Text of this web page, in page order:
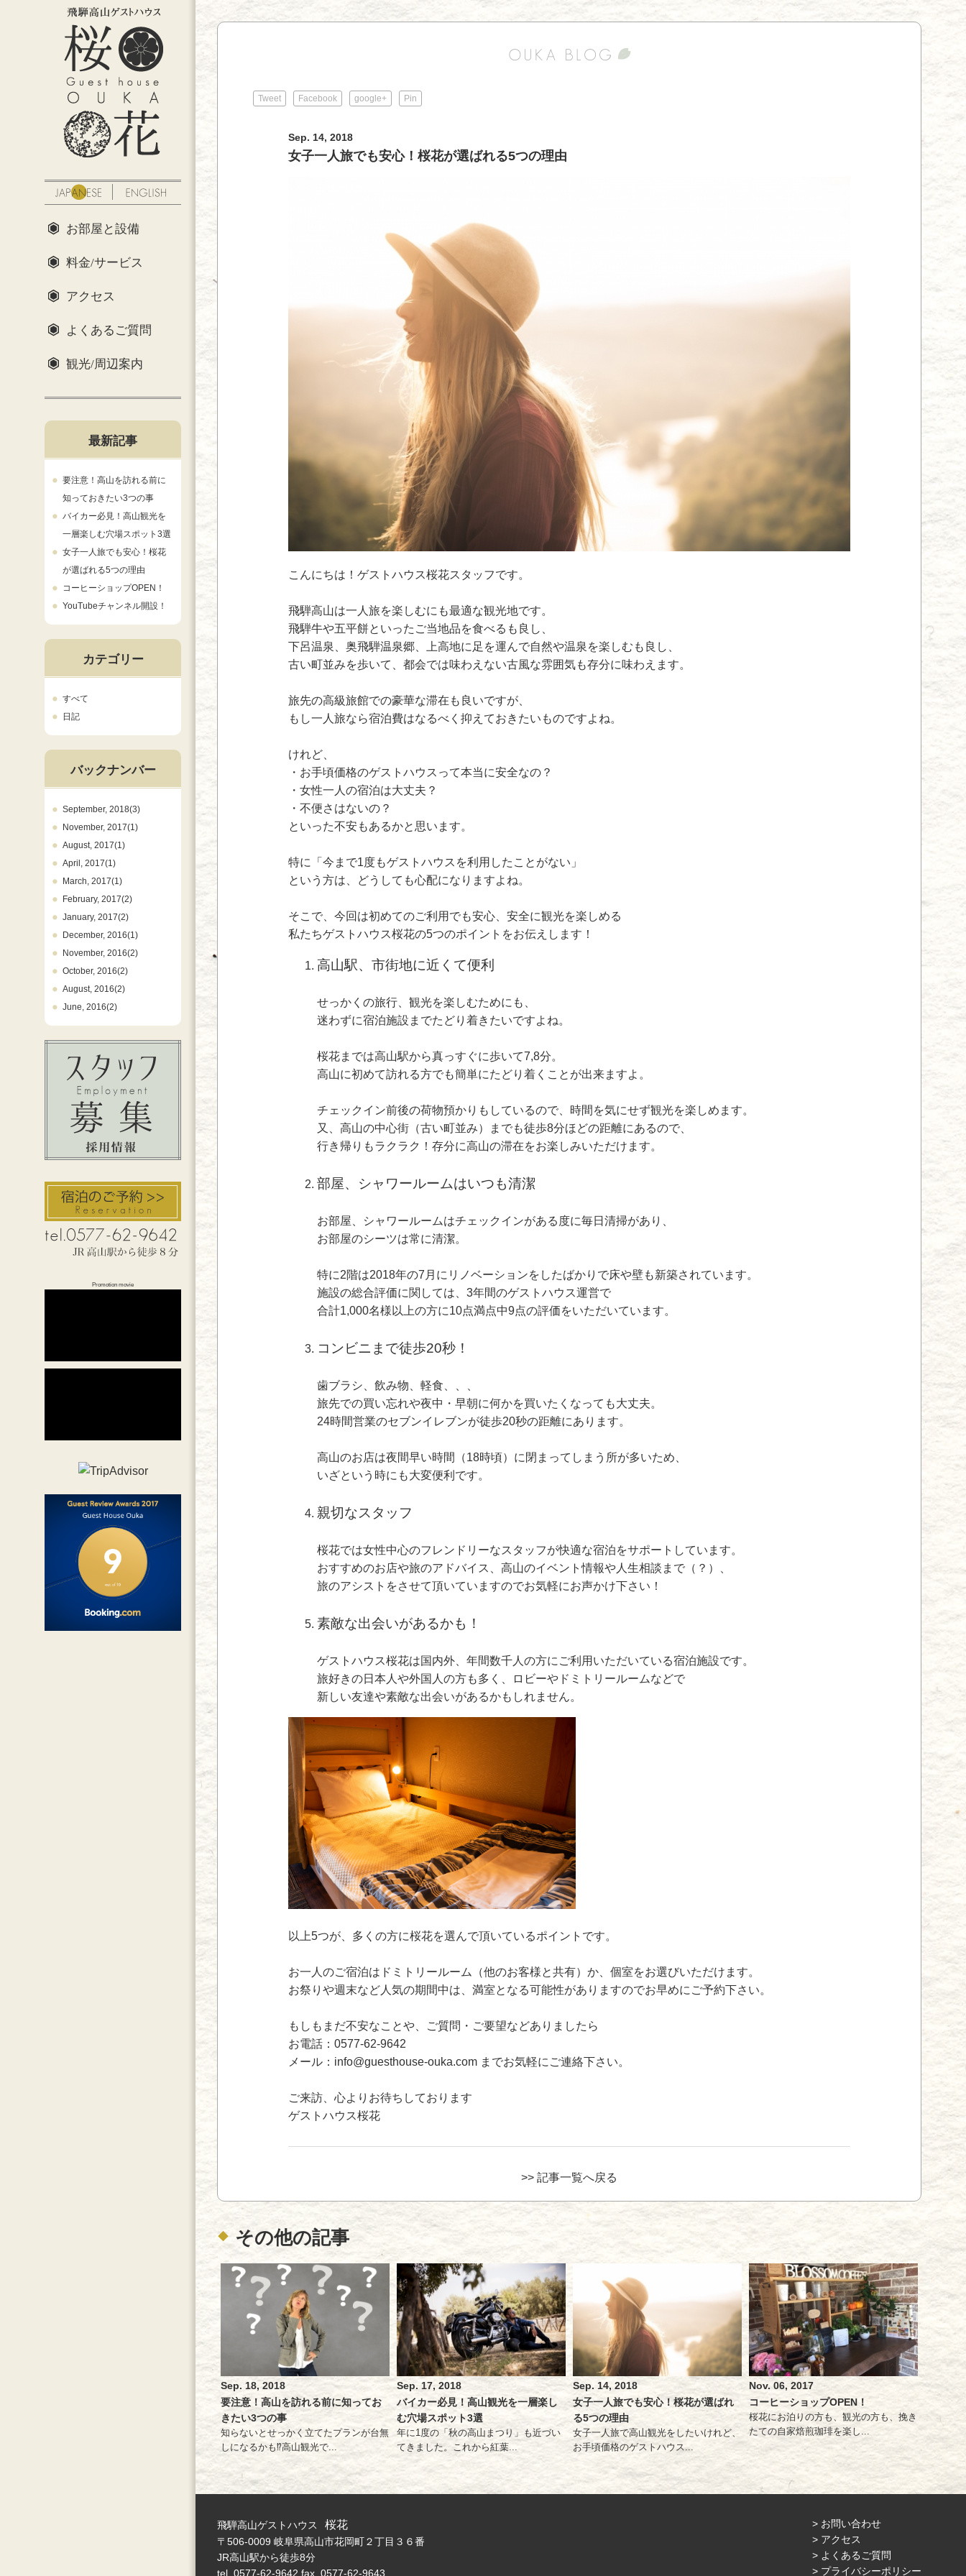
お部屋と設備
料金/サービス
アクセス
よくあるご質問
観光/周辺案内
Tweet Facebook google+ Pin
Sep. 14, 2018
女子一人旅でも安心！桜花が選ばれる5つの理由
こんにちは！ゲストハウス桜花スタッフです。
飛騨高山は一人旅を楽しむにも最適な観光地です。
飛騨牛や五平餅といったご当地品を食べるも良し、
下呂温泉、奥飛騨温泉郷、上高地に足を運んで自然や温泉を楽しむも良し、
古い町並みを歩いて、都会では味わえない古風な雰囲気も存分に味わえます。
旅先の高級旅館での豪華な滞在も良いですが、
もし一人旅なら宿泊費はなるべく抑えておきたいものですよね。
けれど、
・お手頃価格のゲストハウスって本当に安全なの？
・女性一人の宿泊は大丈夫？
・不便さはないの？
といった不安もあるかと思います。
特に「今まで1度もゲストハウスを利用したことがない」
という方は、どうしても心配になりますよね。
そこで、今回は初めてのご利用でも安心、安全に観光を楽しめる
私たちゲストハウス桜花の5つのポイントをお伝えします！
高山駅、市街地に近くて便利
せっかくの旅行、観光を楽しむためにも、
迷わずに宿泊施設までたどり着きたいですよね。
桜花までは高山駅から真っすぐに歩いて7,8分。
高山に初めて訪れる方でも簡単にたどり着くことが出来ますよ。
チェックイン前後の荷物預かりもしているので、時間を気にせず観光を楽しめます。
又、高山の中心街（古い町並み）までも徒歩8分ほどの距離にあるので、
行き帰りもラクラク！存分に高山の滞在をお楽しみいただけます。
部屋、シャワールームはいつも清潔
お部屋、シャワールームはチェックインがある度に毎日清掃があり、
お部屋のシーツは常に清潔。
特に2階は2018年の7月にリノベーションをしたばかりで床や壁も新築されています。
施設の総合評価に関しては、3年間のゲストハウス運営で
合計1,000名様以上の方に10点満点中9点の評価をいただいています。
コンビニまで徒歩20秒！
歯ブラシ、飲み物、軽食、、、
旅先での買い忘れや夜中・早朝に何かを買いたくなっても大丈夫。
24時間営業のセブンイレブンが徒歩20秒の距離にあります。
高山のお店は夜間早い時間（18時頃）に閉まってしまう所が多いため、
いざという時にも大変便利です。
親切なスタッフ
桜花では女性中心のフレンドリーなスタッフが快適な宿泊をサポートしています。
おすすめのお店や旅のアドバイス、高山のイベント情報や人生相談まで（？）、
旅のアシストをさせて頂いていますのでお気軽にお声かけ下さい！
素敵な出会いがあるかも！
ゲストハウス桜花は国内外、年間数千人の方にご利用いただいている宿泊施設です。
旅好きの日本人や外国人の方も多く、ロビーやドミトリールームなどで
新しい友達や素敵な出会いがあるかもしれません。
以上5つが、多くの方に桜花を選んで頂いているポイントです。
お一人のご宿泊はドミトリールーム（他のお客様と共有）か、個室をお選びいただけます。
お祭りや週末など人気の期間中は、満室となる可能性がありますのでお早めにご予約下さい。
もしもまだ不安なことや、ご質問・ご要望などありましたら
お電話：0577-62-9642
メール： info@guesthouse-ouka.comまでお気軽にご連絡下さい。
ご来訪、心よりお待ちしております
ゲストハウス桜花
>> 記事一覧へ戻る
その他の記事
Sep. 18, 2018
要注意！高山を訪れる前に知ってお
きたい3つの事
知らないとせっかく立てたプランが台無
しになるかも⁉高山観光で...
Sep. 17, 2018
バイカー必見！高山観光を一層楽し
む穴場スポット3選
年に1度の「秋の高山まつり」も近づい
てきました。これから紅葉...
Sep. 14, 2018
女子一人旅でも安心！桜花が選ばれ
る5つの理由
女子一人旅で高山観光をしたいけれど、
お手頃価格のゲストハウス...
Nov. 06, 2017
コーヒーショップOPEN！
桜花にお泊りの方も、観光の方も、挽き
たての自家焙煎珈琲を楽し...
最新記事
要注意！高山を訪れる前に
知っておきたい3つの事
バイカー必見！高山観光を
一層楽しむ穴場スポット3選
女子一人旅でも安心！桜花
が選ばれる5つの理由
コーヒーショップOPEN！
YouTubeチャンネル開設！
カテゴリー
すべて
日記
バックナンバー
September, 2018(3)
November, 2017(1)
August, 2017(1)
April, 2017(1)
March, 2017(1)
February, 2017(2)
January, 2017(2)
December, 2016(1)
November, 2016(2)
October, 2016(2)
August, 2016(2)
June, 2016(2)
Promotion movie
> お問い合わせ
> アクセス
> よくあるご質問
> プライバシーポリシー
飛騨高山ゲストハウス 桜花
〒506-0009 岐阜県高山市花岡町２丁目３６番
JR高山駅から徒歩8分
tel. 0577-62-9642 fax. 0577-62-9643